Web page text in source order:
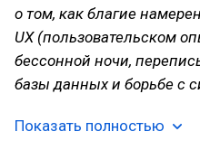
о том, как благие
UX (пользовательском
бессонной ночи,
базы данных и борьбе с
Показать полностью